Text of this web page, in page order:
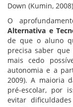
Down (Kumin,
O
Alternativa e
de que o aluno
precisa saber
mais cedo
autonomia e a
2009). A maioria
pré-escolar, por
evitar